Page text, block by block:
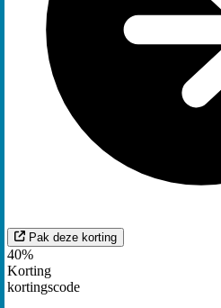
Pak deze korting
40%
Korting
kortingscode